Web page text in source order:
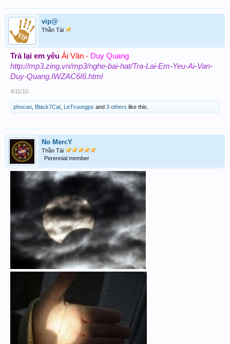
vip@
Thần Tài
Trả lại em yêu Ái Vân - Duy Quang
http://mp3.zing.vn/mp3/nghe-bai-hat/Tra-Lai-Em-Yeu-Ai-Van-
Duy-Quang.IWZAC6I6.html
4/11/10
phocao, Black7Cat, LeTruongps and 3 others like this.
No MercY
Thần Tài
Perennial member